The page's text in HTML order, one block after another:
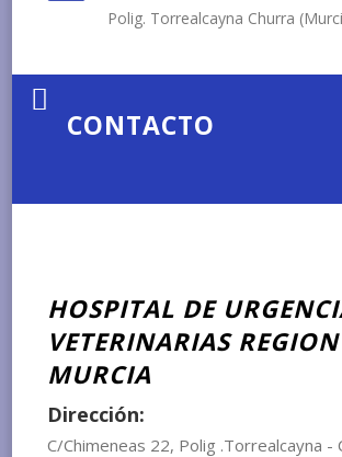
Polig. Torrealcayna Churra
CONTACTO
HOSPITAL DE
VETERINARIAS
MURCIA
Dirección:
C/Chimeneas 22, Polig .Torrealcayna -